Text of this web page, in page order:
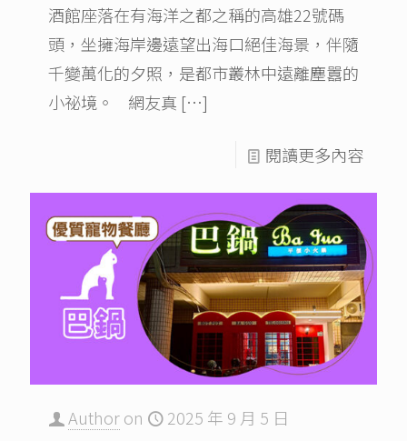
酒館座落在有海洋之都之稱的高雄22號碼
頭，坐擁海岸邊遠望出海口絕佳海景，伴隨
千變萬化的夕照，是都市叢林中遠離塵囂的
小祕境。 網友真 […]
閱讀更多內容
Authoron 2025 年 9 月 5 日